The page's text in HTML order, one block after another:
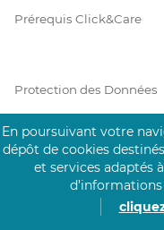
Prérequis Click&Care
Protection des Données
Vie Privée
En poursuivant votre
dépôt de cookies
et services adaptés